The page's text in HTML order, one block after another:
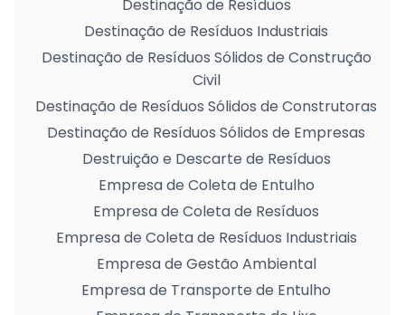
Destinação de Resíduos
Destinação de Resíduos Industriais
Destinação de Resíduos Sólidos de Construção
Civil
Destinação de Resíduos Sólidos de Construtoras
Destinação de Resíduos Sólidos de Empresas
Destruição e Descarte de Resíduos
Empresa de Coleta de Entulho
Empresa de Coleta de Resíduos
Empresa de Coleta de Resíduos Industriais
Empresa de Gestão Ambiental
Empresa de Transporte de Entulho